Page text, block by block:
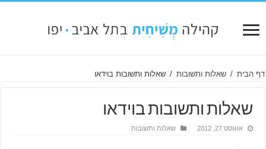
דף הבית / שאלות ותשובות / שאלות ותשובות בוידאו
שאלות ותשובות בוידאו
אוגוסט 27, 2012 שאלות ותשובות